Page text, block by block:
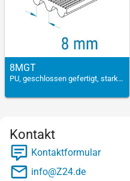
8MGT
PU, geschlossen gefertigt, stark verstärkt
Kontakt
Kontaktformular
info@Z24.de